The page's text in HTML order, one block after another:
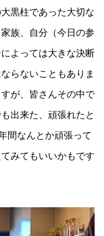
黒柱であった大切な
族、自分（今日の参
よっては大きな決断
らないこともありま
が、皆さんその中で
出来た、頑張れたと
間なんとか頑張って
みてもいいかもです